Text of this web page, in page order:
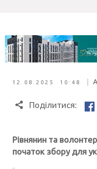
12.08.2025 10:48
Поділитися:
Рівнянин та
початок збору для